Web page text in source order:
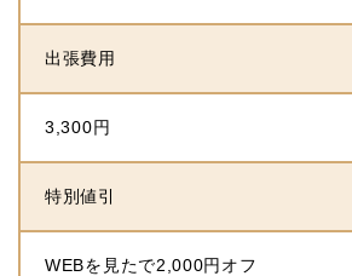
出張費用
3,300円
特別値引
WEBを見たで2,000円オフ